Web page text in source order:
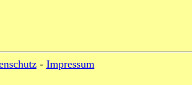
- Impressum